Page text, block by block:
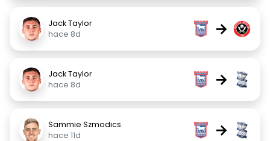
Jack Taylor
hace 8d
→
Jack Taylor
hace 8d
→
Sammie Szmodics
hace 11d
→